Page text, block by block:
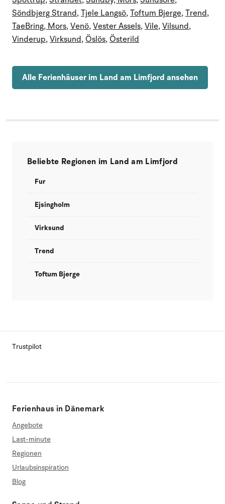
Söndbjerg Strand,Tjele Langsö,Toftum Bjerge,Trend,
TaeBring, Mors,Venö,Vester Assels,Vile,Vilsund,
Vinderup,Virksund, Öslös, Österild
Alle Ferienhäuser im Land am Limfjord ansehen
Beliebte Regionen im Land am Limfjord
Fur
Ejsingholm
Virksund
Trend
Toftum Bjerge
Trustpilot
Ferienhaus in Dänemark
Angebote
Last-minute
Regionen
Urlaubsinspiration
Blog